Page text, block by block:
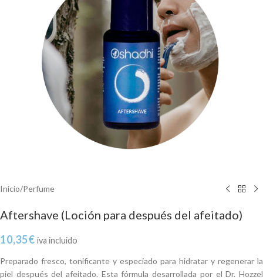
Inicio/Perfume
Aftershave (Loción para después del afeitado)
10,35€ iva incluido
Preparado fresco, tonificante y especiado para hidratar y regenerar la
piel después del afeitado. Esta fórmula desarrollada por el Dr. Hozzel